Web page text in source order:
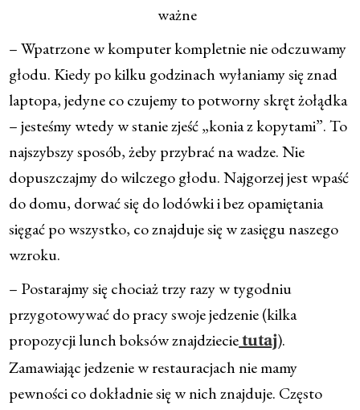
ważne
– Wpatrzone w komputer kompletnie nie odczuwamy
głodu. Kiedy po kilku godzinach wyłaniamy się znad
laptopa, jedyne co czujemy to potworny skręt żołądka
– jesteśmy wtedy w stanie zjeść „konia z kopytami”. To
najszybszy sposób, żeby przybrać na wadze. Nie
dopuszczajmy do wilczego głodu. Najgorzej jest wpaść
do domu, dorwać się do lodówki i bez opamiętania
sięgać po wszystko, co znajduje się w zasięgu naszego
wzroku.
– Postarajmy się chociaż trzy razy w tygodniu
przygotowywać do pracy swoje jedzenie (kilka
propozycji lunch boksów znajdziecie tutaj).
Zamawiając jedzenie w restauracjach nie mamy
pewności co dokładnie się w nich znajduje. Często